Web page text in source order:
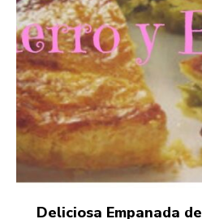
Deliciosa Empanada